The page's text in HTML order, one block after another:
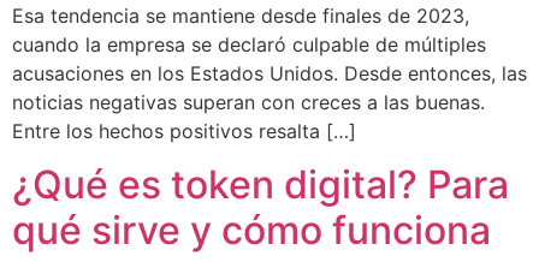
Esa tendencia se mantiene desde finales de 2023,
cuando la empresa se declaró culpable de múltiples
acusaciones en los Estados Unidos. Desde entonces, las
noticias negativas superan con creces a las buenas.
Entre los hechos positivos resalta […]
¿Qué es token digital? Para
qué sirve y cómo funciona